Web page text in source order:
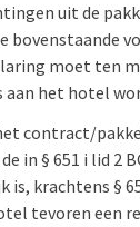
uit de
bovenstaande
moet ten
aan het hotel
contract/
in § 651 i lid 2
is, krachtens §
tevoren een